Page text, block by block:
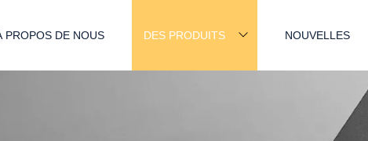
PROPOS DE NOUS DES PRODUITS NOUVELLES